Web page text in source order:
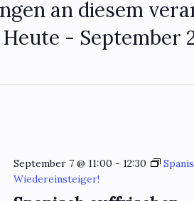
an diesem
Heute - September
September 7 @ 11:00 - 12:30
Wiedereinsteiger!